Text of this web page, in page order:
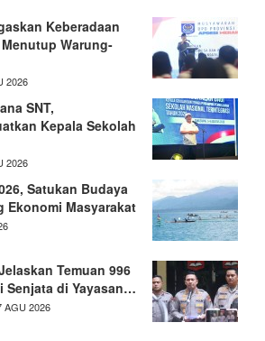
Keberadaan
Warung-
2026
SNT,
Kepala Sekolah
2026
Satukan Budaya
Ekonomi Masyarakat
Temuan 996
Senjata di Yayasan…
AGU 2026